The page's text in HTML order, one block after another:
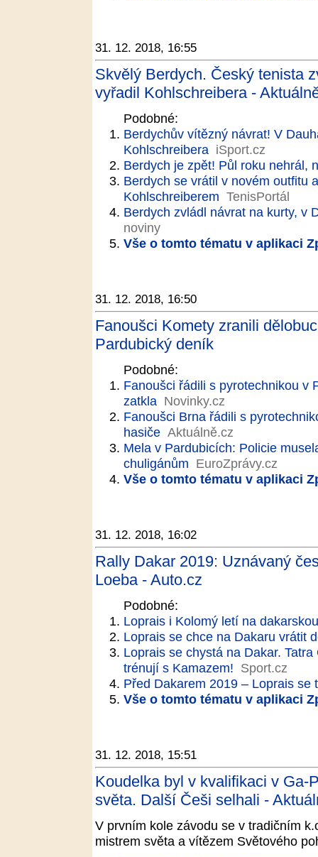
31. 12. 2018, 16:55
Skvělý Berdych. Český tenista
vyřadil Kohlschreibera -
Podobné:
Berdychův vítězný návrat! V
Kohlschreibera iSport.cz
Berdych je zpět! Půl roku nehrál,
Berdych se vrátil v novém outfitu
Kohlschreiberem TenisPortál
Berdych zvládl návrat na kurty, v
noviny
Vše o tomto tématu v aplikaci
31. 12. 2018, 16:50
Fanoušci Komety zranili
Pardubický deník
Podobné:
Fanoušci řádili s pyrotechnikou v
zatkla Novinky.cz
Fanoušci Brna řádili s
hasiče Aktuálně.cz
Mela v Pardubicích: Policie
chuligánům EuroZprávy.cz
Vše o tomto tématu v aplikaci
31. 12. 2018, 16:02
Rally Dakar 2019: Uznávaný
Loeba - Auto.cz
Podobné:
Loprais i Kolomý letí na
Loprais se chce na Dakaru vrátit
Loprais se chystá na Dakar.
trénují s Kamazem! Sport.cz
Před Dakarem 2019 – Loprais se
Vše o tomto tématu v aplikaci
31. 12. 2018, 15:51
Koudelka byl v kvalifikaci v Ga-
světa. Další Češi selhali -
V prvním kole závodu se v tradičním
mistrem světa a vítězem Světového